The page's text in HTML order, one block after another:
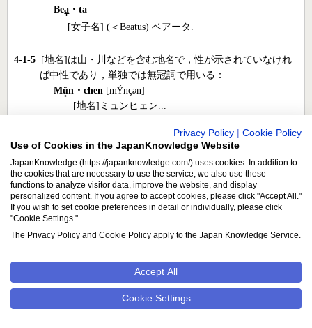
Bea ・ta
[女子名] (＜Beatus) ベアータ.
4-1-5[地名]は山・川などを含む地名で，性が示されていなけれ
ば中性であり，単独では無冠詞で用いる：
Mün・chen [mÝnçən]
[地名]ミュンヒェン...
その他の地名には性・変化を示した．つねに必要な定冠詞
は，見出し語に添えておいた：
derRhein[raIn]
[地名] [男性名詞] -[e]s / ライン...
4-2 語形変化
語形変化の斜線 / は，前後にそれぞれ単数２格・複数１格を示
Privacy Policy
Cookie Policy
Use of Cookies in the JapanKnowledge Website
JapanKnowledge (https://japanknowledge.com/) uses cookies. In addition to
the cookies that are necessary to use the service, we also use these
functions to analyze visitor data, improve the website, and display
personalized content. If you agree to accept cookies, please click "Accept All."
If you wish to set cookie preferences in detail or individually, please click
"Cookie Settings."
The Privacy Policy and Cookie Policy apply to the Japan Knowledge Service.
Accept All
Cookie Settings